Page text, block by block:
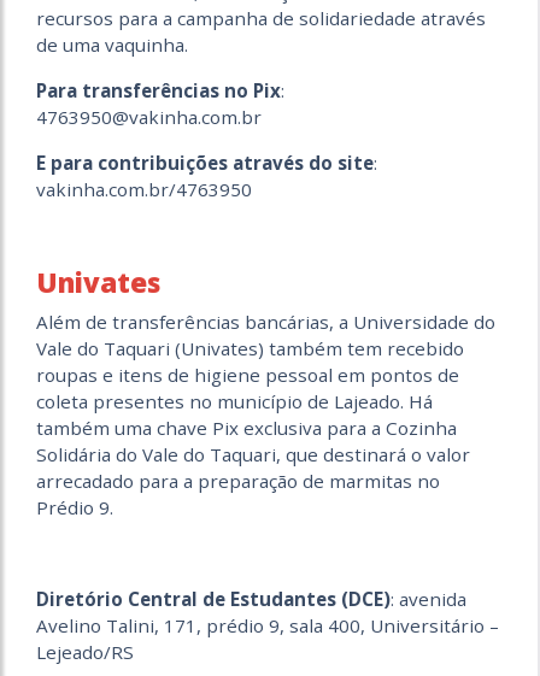
recursos para a campanha de solidariedade através
de uma vaquinha.
Para transferências no Pix:
4763950@vakinha.com.br
E para contribuições através do site:
vakinha.com.br/4763950
Univates
Além de transferências bancárias, a Universidade do
Vale do Taquari (Univates) também tem recebido
roupas e itens de higiene pessoal em pontos de
coleta presentes no município de Lajeado. Há
também uma chave Pix exclusiva para a Cozinha
Solidária do Vale do Taquari, que destinará o valor
arrecadado para a preparação de marmitas no
Prédio 9.
Diretório Central de Estudantes (DCE): avenida
Avelino Talini, 171, prédio 9, sala 400, Universitário –
Lejeado/RS